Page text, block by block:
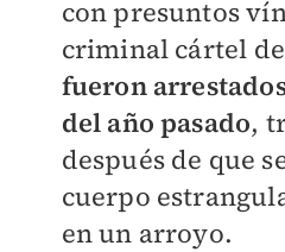
con presuntos
criminal cártel
fueron
del año pasado,
después de que
cuerpo
en un arroyo.